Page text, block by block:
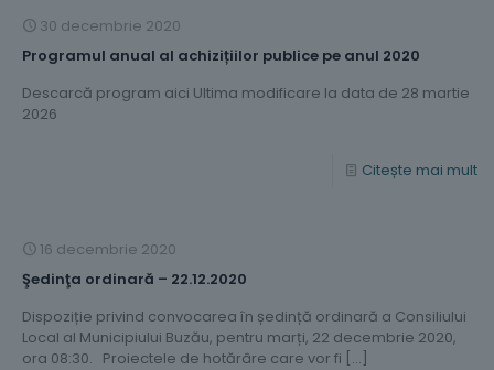
30 decembrie 2020
Programul anual al achizițiilor publice pe anul 2020
Descarcă program aici Ultima modificare la data de 28 martie
2026
Citește mai mult
16 decembrie 2020
Şedinţa ordinară – 22.12.2020
Dispoziție privind convocarea în ședință ordinară a Consiliului
Local al Municipiului Buzău, pentru marți, 22 decembrie 2020,
ora 08:30. Proiectele de hotărâre care vor fi […]